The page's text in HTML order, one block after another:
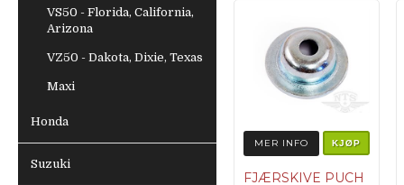
VS50 - Florida, California,
Arizona
VZ50 - Dakota, Dixie, Texas
Maxi
Honda
Suzuki
MER INFO KJØP
FJÆRSKIVE PUCH